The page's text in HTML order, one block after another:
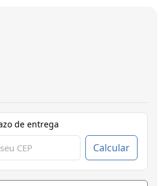
de entrega
Calcular